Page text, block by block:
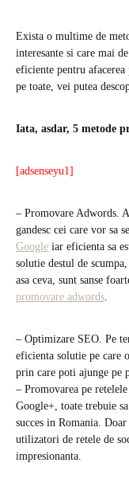
Exista o multime de
interesante si care mai
eficiente pentru
pe toate, vei putea
Iata, asdar, 5 metode
[adsenseyu1]
– Promovare Adwords.
gandesc cei care vor sa
Google iar eficienta sa
solutie destul de
asa ceva, sunt sanse
promovare adwords.
– Optimizare SEO. Pe
eficienta solutie pe care
prin care poti ajunge pe
– Promovarea pe
Google+, toate trebuie
succes in Romania.
utilizatori de retele de
impresionanta.